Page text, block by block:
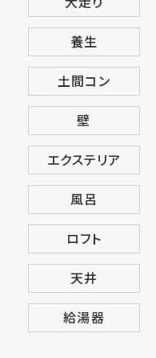
養生
土間コン
壁
エクステリア
風呂
ロフト
天井
給湯器